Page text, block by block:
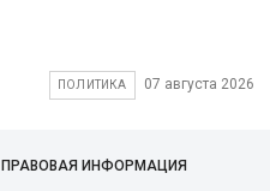
ПОЛИТИКА 07 августа 2026
ПРАВОВАЯ ИНФОРМАЦИЯ